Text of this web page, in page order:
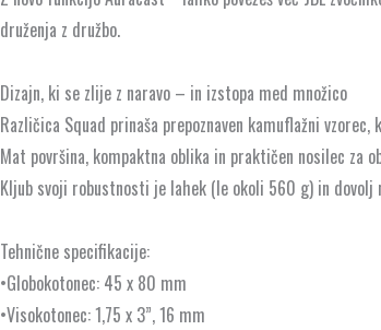
druženja z družbo.
Dizajn, ki se zlije z naravo – in izstopa med množico
Različica Squad prinaša prepoznaven kamuflažni
Mat površina, kompaktna oblika in praktičen nosilec za
Kljub svoji robustnosti je lahek (le okoli 560 g) in dovolj
Tehnične specifikacije:
•Globokotonec: 45 x 80 mm
•Visokotonec: 1,75 x 3”, 16 mm